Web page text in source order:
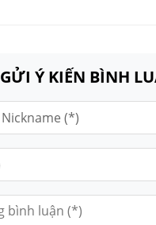
GỬI Ý KIẾN BÌNH